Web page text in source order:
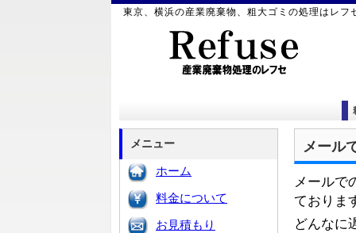
東京、横浜の産業廃棄物 、 粗大ゴミ の処理はレフ
メニュー
ホーム
料金について
お見積もり
メール
メールで
ておりま
どんなに